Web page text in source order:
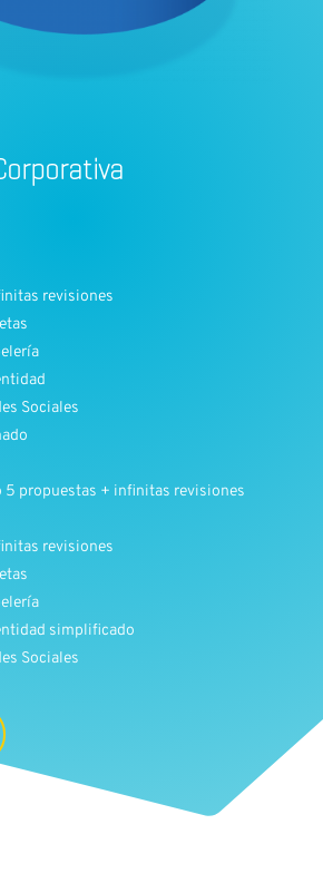
revisiones
Sociales
5 propuestas + infinitas revisiones
revisiones
simplificado
Sociales